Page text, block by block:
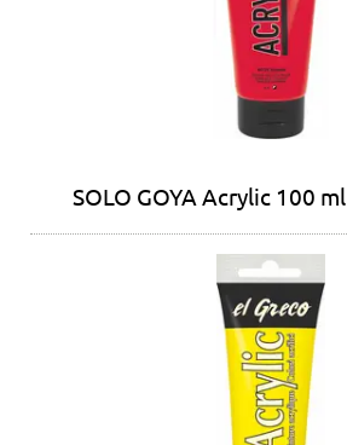
SOLO GOYA Acrylic 100 ml